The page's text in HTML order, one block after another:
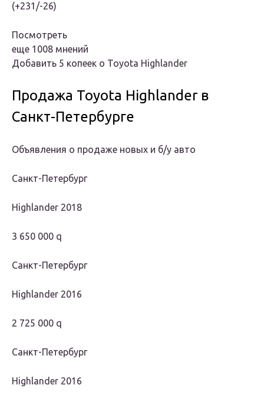
(+231/-26)
Посмотреть
еще 1008 мнений
Добавить 5 копеек о Toyota Highlander
Продажа Toyota Highlander в
Санкт-Петербурге
Объявления о продаже новых и б/у авто
Санкт-Петербург
Highlander 2018
3 650 000 q
Санкт-Петербург
Highlander 2016
2 725 000 q
Санкт-Петербург
Highlander 2016